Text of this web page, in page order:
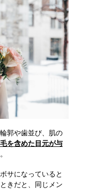
郭や歯並び、肌の
を含めた目元が与
サになっていると
きだと、同じメン